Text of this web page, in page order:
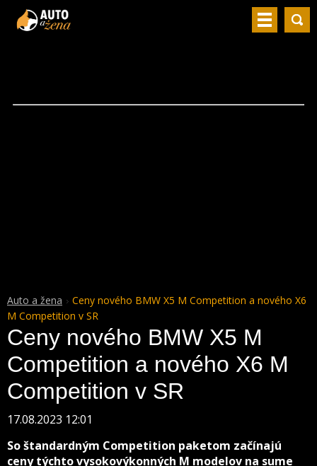
Auto a žena
Ceny nového BMW X5 M Competition a nového X6
M Competition v SR
Ceny nového BMW X5 M
Competition a nového X6 M
Competition v SR
17.08.2023 12:01
So štandardným Competition paketom začínajú
ceny týchto vysokovýkonných M modelov na sume